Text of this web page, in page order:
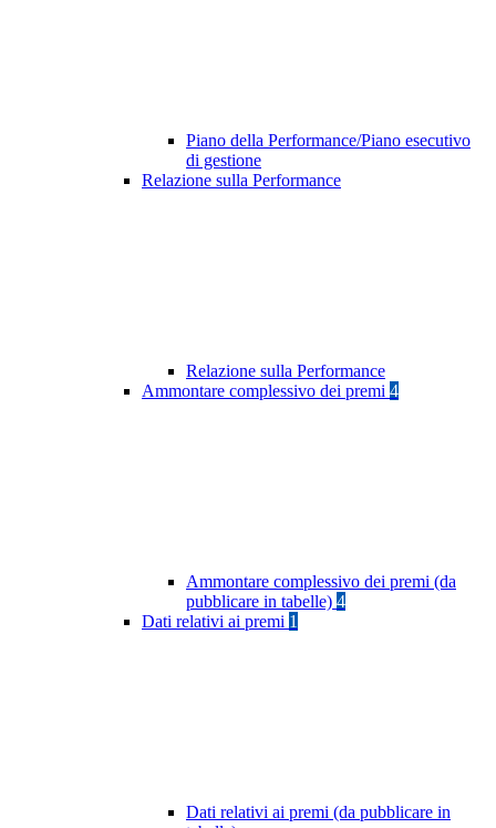
Piano della Performance/Piano esecutivo
di gestione
Relazione sulla Performance
Relazione sulla Performance
Ammontare complessivo dei premi 4
Ammontare complessivo dei premi (da
pubblicare in tabelle) 4
Dati relativi ai premi 1
Dati relativi ai premi (da pubblicare in